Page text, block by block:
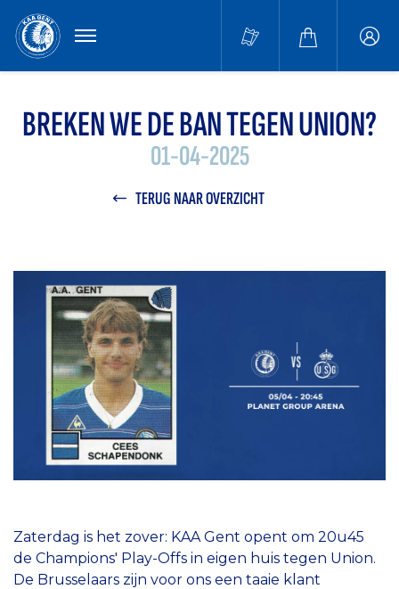
MENU
BREKEN WE DE BAN TEGEN UNION?
01-04-2025
TERUG NAAR OVERZICHT
Zaterdag is het zover: KAA Gent opent om 20u45
de Champions' Play-Offs in eigen huis tegen Union.
De Brusselaars zijn voor ons een taaie klant